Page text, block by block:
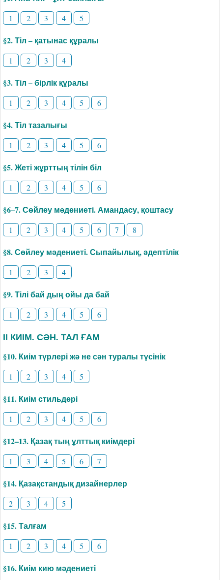
1 2 3 4 5
§2. Тіл – қатынас құралы
1 2 3 4
§3. Тіл – бірлік құралы
1 2 3 4 5 6
§4. Тіл тазалығы
1 2 3 4 5 6
§5. Жеті жұрттың тілін біл
1 2 3 4 5 6
§6–7. Сөйлеу мәдениеті. Амандасу, қоштасу
1 2 3 4 5 6 7 8
§8. Сөйлеу мәдениеті. Сыпайылық, әдептілік
1 2 3 4
§9. Тілі бай дың ойы да бай
1 2 3 4 5 6
ІІ КИІМ. СӘН. ТАЛ ҒАМ
§10. Киім түрлері жә не сән туралы түсінік
1 2 3 4 5
§11. Киім стильдері
1 2 3 4 5 6
§12–13. Қазақ тың ұлттық киімдері
1 3 4 5 6 7
§14. Қазақстандық дизайнерлер
2 3 4 5
§15. Талғам
1 2 3 4 5 6
§16. Киім кию мәдениеті